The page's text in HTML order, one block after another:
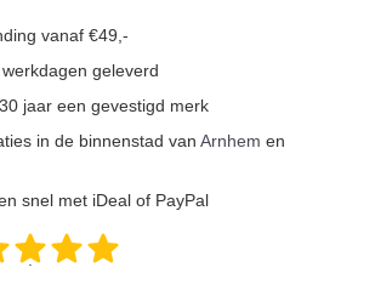
vanaf €49,-
geleverd
jaar een gevestigd merk
in de binnenstad van Arnhem en
snel met iDeal of PayPal
.